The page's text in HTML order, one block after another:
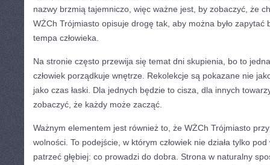
nazwy brzmią tajemniczo, więc ważne jest, by zobaczyć, że
WŻCh Trójmiasto opisuje drogę tak, aby można było zapytać
tempa człowieka.
Na stronie często przewija się temat dni skupienia, bo to
człowiek porządkuje wnętrze. Rekolekcje są pokazane nie
jako czas łaski. Dla jednych będzie to cisza, dla innych
zobaczyć, że każdy może zacząć.
Ważnym elementem jest również to, że WŻCh Trójmiasto
wolności. To podejście, w którym człowiek nie działa tylko
patrzeć głębiej: co prowadzi do dobra. Strona w naturalny